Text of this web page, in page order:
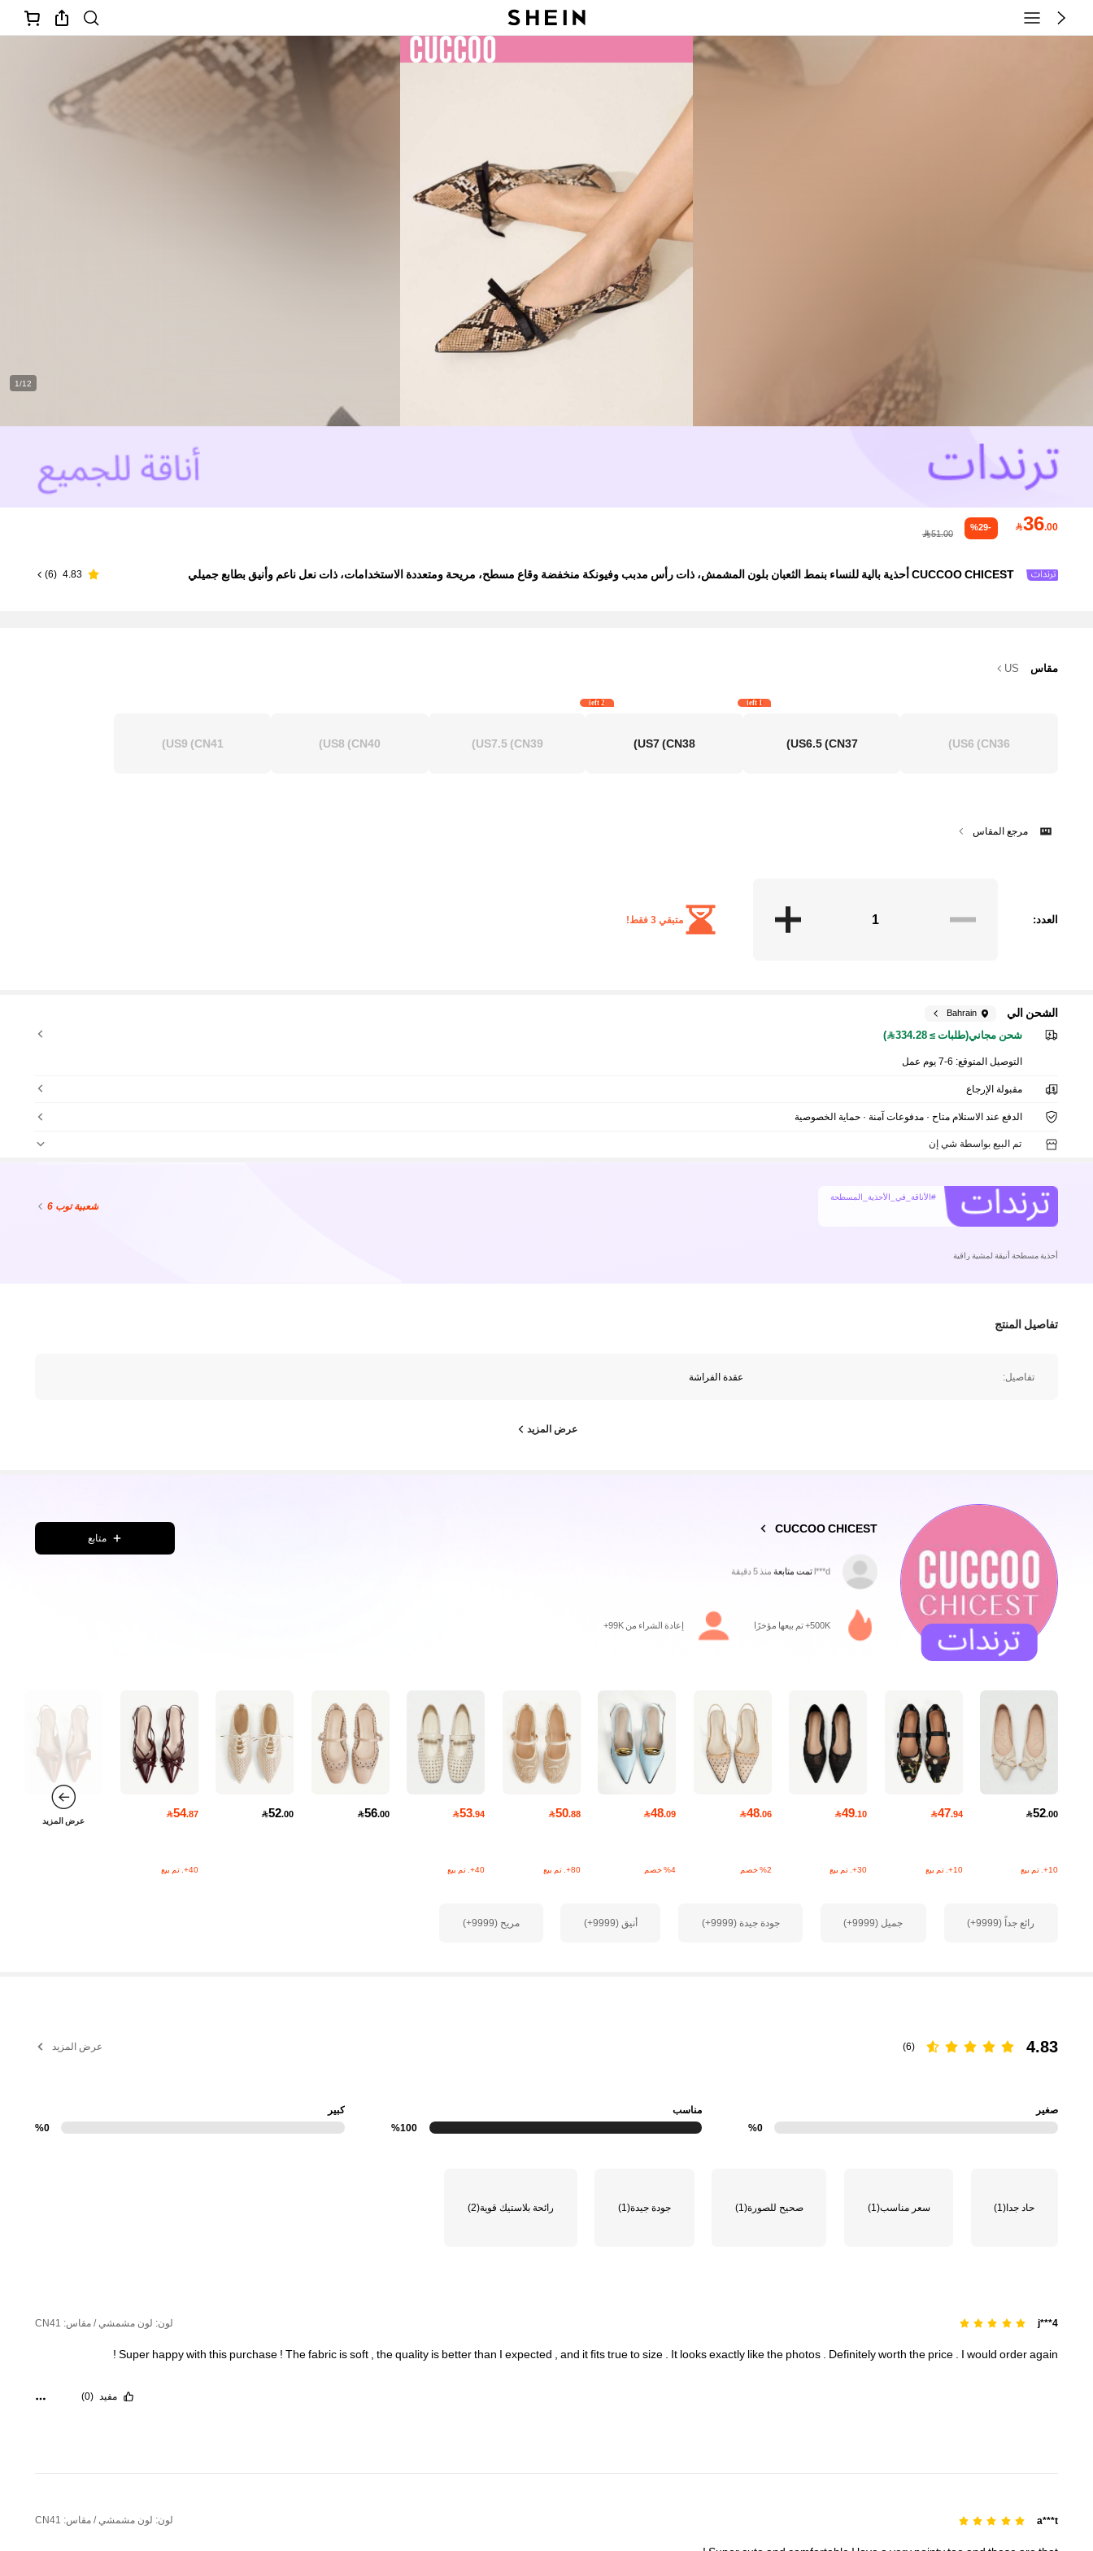
1/12
36.00
%29-
51.00
CUCCOO CHICEST أحذية بالية للنساء بنمط الثعبان بلون المشمش، ذات رأس مدبب وفيونكة منخفضة وقاع مسطح، مريحة ومتعددة الاستخدامات، ذات نعل ناعم وأنيق بطابع جميلي 4.83
(
6
)
مقاس US
US6 (CN36)
US6.5(CN37)
1 left
US7(CN38)
2 left
US7.5 (CN39)
US8 (CN40)
US9 (CN41)
مرجع المقاس
العدد: متبقي 3 فقط!
الشحن الي Bahrain
شحن مجاني(طلبات ≥ 334.28)
التوصيل المتوقع: 6-7 يوم عمل
مقبولة الإرجاع
الدفع عند الاستلام متاح · مدفوعات آمنة · حماية الخصوصية
تم البيع بواسطة شي إن
#الأناقة_في_الأحذية_المسطحة
شعبيةتوب 6
أحذية مسطحة أنيقة لمشية راقية
تفاصيل المنتج
تفاصيل: عقدة الفراشة
عرض المزيد
CUCCOO CHICEST
a***8تتصفح
4.90
439K متابعون
439K متابعون
متابع
500K+ تم بيعها مؤخرًا إعادة الشراء من 99K+
52.00
10+. تم بيع
47.94
10+. تم بيع
49.10
30+. تم بيع
48.06
‎%2‎ خصم
48.09
‎%4‎ خصم
50.88
80+. تم بيع
53.94
40+. تم بيع
56.00
52.00
54.87
40+. تم بيع
عرض المزيد
رائع جداً (9999+) جميل (9999+) جودة جيدة (9999+) أنيق (9999+) مريح (9999+)
4.83
(6) عرض المزيد
صغير
%0
مناسب
%100
كبير
%0
حاد جدا (1) سعر مناسب(1) صحيح للصورة(1) جودة جيدة(1) رائحة بلاستيك قوية(2)
j***4 لون: لون مشمشي / مقاس: CN41
Super happywith this purchase ! Thefabric issoft , thequality is betterthan I expected , and itfitstruetosize . It looksexactly likethe photos . Definitelyworth the price . I would orderagain
!
مفيد (0)
a***t لون: لون مشمشي / مقاس: CN41